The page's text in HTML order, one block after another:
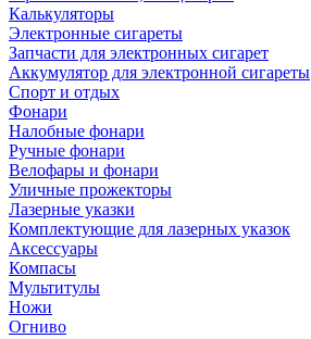
Калькуляторы
Электронные сигареты
Запчасти для электронных сигарет
Аккумулятор для электронной сигареты
Спорт и отдых
Фонари
Налобные фонари
Ручные фонари
Велофары и фонари
Уличные прожекторы
Лазерные указки
Комплектующие для лазерных указок
Аксессуары
Компасы
Мультитулы
Ножи
Огниво